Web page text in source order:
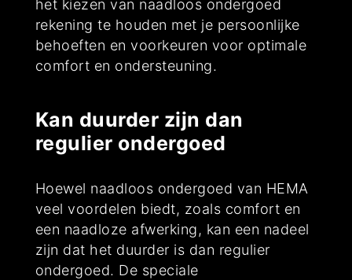
het kiezen van naadloos ondergoed
rekening te houden met je persoonlijke
behoeften en voorkeuren voor optimale
comfort en ondersteuning.
Kan duurder zijn dan
regulier ondergoed
Hoewel naadloos ondergoed van HEMA
veel voordelen biedt, zoals comfort en
een naadloze afwerking, kan een nadeel
zijn dat het duurder is dan regulier
ondergoed. De speciale